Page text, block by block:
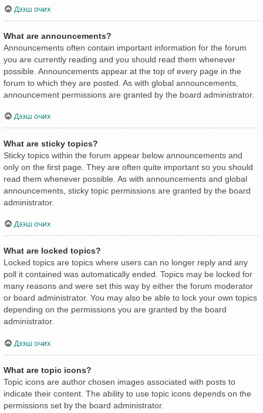
Дээш очих
What are announcements?
Announcements often contain important information for the forum
you are currently reading and you should read them whenever
possible. Announcements appear at the top of every page in the
forum to which they are posted. As with global announcements,
announcement permissions are granted by the board administrator.
Дээш очих
What are sticky topics?
Sticky topics within the forum appear below announcements and
only on the first page. They are often quite important so you should
read them whenever possible. As with announcements and global
announcements, sticky topic permissions are granted by the board
administrator.
Дээш очих
What are locked topics?
Locked topics are topics where users can no longer reply and any
poll it contained was automatically ended. Topics may be locked for
many reasons and were set this way by either the forum moderator
or board administrator. You may also be able to lock your own topics
depending on the permissions you are granted by the board
administrator.
Дээш очих
What are topic icons?
Topic icons are author chosen images associated with posts to
indicate their content. The ability to use topic icons depends on the
permissions set by the board administrator.